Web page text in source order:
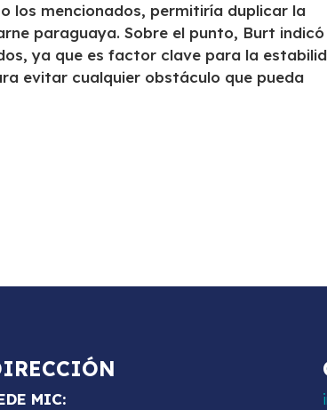
los mencionados, permitiría duplicar la
paraguaya. Sobre el punto, Burt indicó
ya que es factor clave para la
evitar cualquier obstáculo que pueda
MIC: